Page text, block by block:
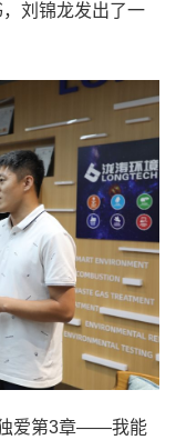
刘锦龙发出了一
独爱第3章——我能